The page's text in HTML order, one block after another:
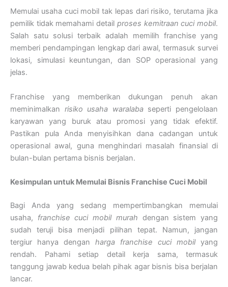
Memulai usaha cuci mobil tak lepas dari risiko, terutama jika
pemilik tidak memahami detail proses kemitraan cuci mobil.
Salah satu solusi terbaik adalah memilih franchise yang
memberi pendampingan lengkap dari awal, termasuk survei
lokasi, simulasi keuntungan, dan SOP operasional yang
jelas.
Franchise yang memberikan dukungan penuh akan
meminimalkan risiko usaha waralabaseperti pengelolaan
karyawan yang buruk atau promosi yang tidak efektif.
Pastikan pula Anda menyisihkan dana cadangan untuk
operasional awal, guna menghindari masalah finansial di
bulan-bulan pertama bisnis berjalan.
Kesimpulan untuk Memulai Bisnis Franchise Cuci Mobil
Bagi Anda yang sedang mempertimbangkan memulai
usaha, franchise cuci mobil murah dengan sistem yang
sudah teruji bisa menjadi pilihan tepat. Namun, jangan
tergiur hanya dengan harga franchise cuci mobilyang
rendah. Pahami setiap detail kerja sama, termasuk
tanggung jawab kedua belah pihak agar bisnis bisa berjalan
lancar.